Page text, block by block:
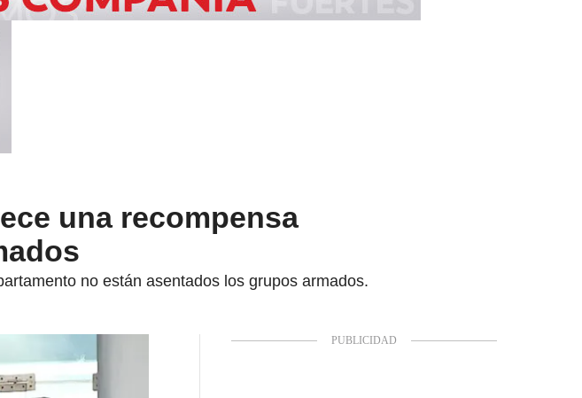
una recompensa
no están asentados los grupos armados.